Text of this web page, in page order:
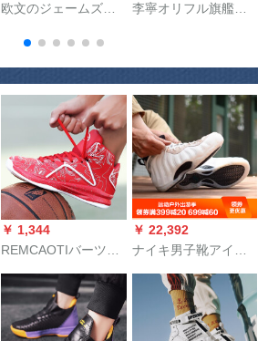
欧文のジェームズの4
ケットスウィートの
都市の保护者の5世代
のクラシカルなタイ
プの男子の実戦の靴
のオーストリアディ
ディディの4世代のバ
ースボロの靴の全白
はそのままです。
李寧オリフル旗艦店
気を通すための试合
靴ABAP 049-1标准白/
金42
￥ 1,344
REMCAOTIバーツ6
男子靴春秋季新作kt 4
高ギャラクシ滑り止
めめすダンパ10戦ブ
ツ大記号通気性欧文5
￥ 22,392
ナイキ男子靴アイフ
ルフルフォームフォ
ームフォームOe Oe
リングのパプリカ泡
液銀bassカースト